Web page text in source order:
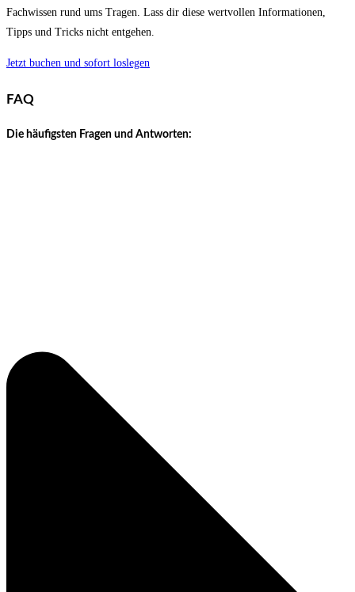
Fachwissen rund ums Tragen. Lass dir diese wertvollen Informationen,
Tipps und Tricks nicht entgehen.
Jetzt buchen und sofort loslegen
FAQ
Die häufigsten Fragen und Antworten: